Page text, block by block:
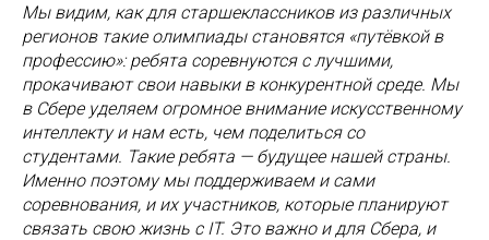
Мы видим, как для старшеклассников из различных
регионов такие олимпиады становятся «путёвкой в
профессию»: ребята соревнуются с лучшими,
прокачивают свои навыки в конкурентной среде. Мы
в Сбере уделяем огромное внимание искусственному
интеллекту и нам есть, чем поделиться со
студентами. Такие ребята — будущее нашей страны.
Именно поэтому мы поддерживаем и сами
соревнования, и их участников, которые планируют
связать свою жизнь с IT. Это важно и для Сбера, и